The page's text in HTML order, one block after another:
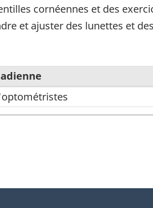
cornéennes et des
et ajuster des lunettes et